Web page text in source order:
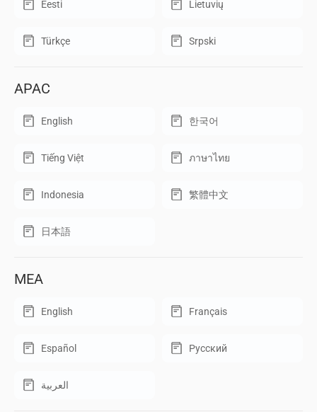
Eesti Lietuvių
Türkçe Srpski
APAC
English 한국어
Tiếng Việt ภาษาไทย
Indonesia 繁體中文
日本語
MEA
English Français
Español Русский
العربية